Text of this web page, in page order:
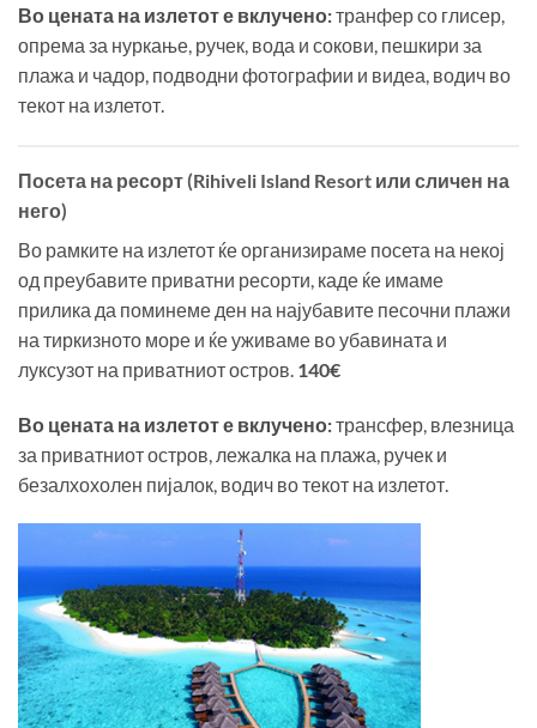
Во цената на излетот е вклучено:транфер со глисер,
опрема за нуркање, ручек, вода и сокови, пешкири за
плажа и чадор, подводни фотографии и видеа, водич во
текот на излетот.
Посета на ресорт (Rihiveli Island Resort или сличен на
него)
Во рамките на излетот ќе организираме посета на некој
од преубавите приватни ресорти, каде ќе имаме
прилика да поминеме ден на најубавите песочни плажи
на тиркизното море и ќе уживаме во убавината и
луксузот на приватниот остров. 140€
Во цената на излетот е вклучено:трансфер, влезница
за приватниот остров, лежалка на плажа, ручек и
безалхохолен пијалок, водич во текот на излетот.